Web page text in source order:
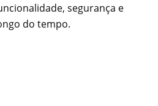
segurança e
do tempo.